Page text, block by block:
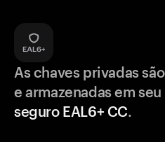
As chaves privadas
e armazenadas em seu
seguro EAL6+ CC.